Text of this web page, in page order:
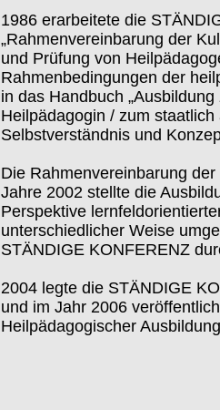
1986 erarbeitete die
„Rahmenvereinbarung der
und Prüfung von
Rahmenbedingungen der
in das Handbuch
Heilpädagogin / zum
Selbstverständnis und
Die Rahmenvereinbarung
Jahre 2002 stellte die
Perspektive
unterschiedlicher Weise
STÄNDIGE KONFERENZ
2004 legte die STÄNDIGE
und im Jahr 2006
Heilpädagogischer